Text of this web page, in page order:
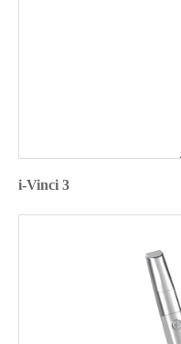
i-Vinci 3